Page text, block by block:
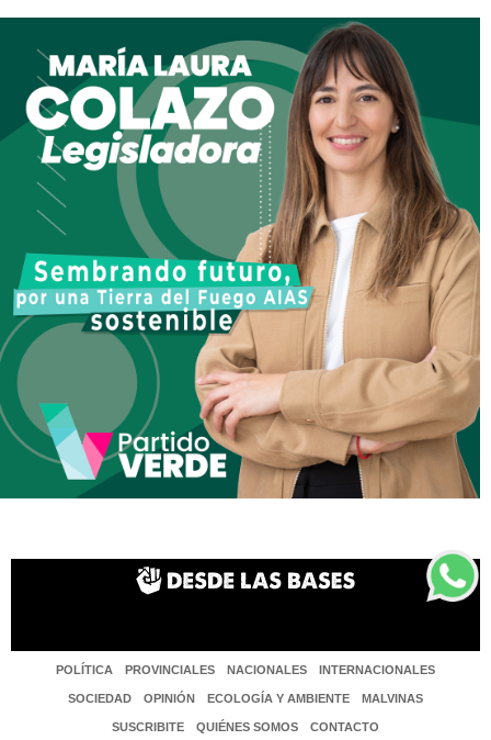
POLÍTICA PROVINCIALES NACIONALES INTERNACIONALES
SOCIEDAD OPINIÓN ECOLOGÍA Y AMBIENTE MALVINAS
SUSCRIBITE QUIÉNES SOMOS CONTACTO